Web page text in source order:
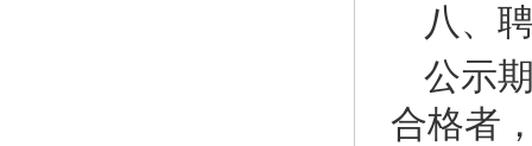
八、
公示
合格者